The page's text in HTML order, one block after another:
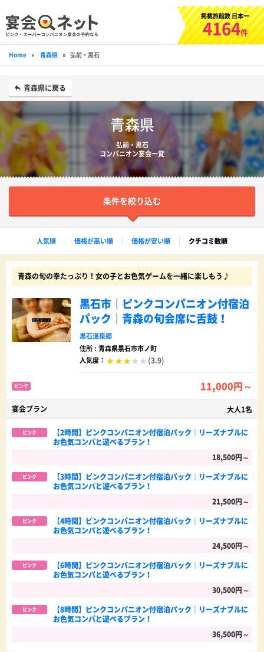
掲載旅館数 日本一
4164件
Home » 青森県 » 弘前・黒石
青森県に戻る
青森県
弘前・黒石
コンパニオン宴会一覧
条件を絞り込む
人気順 価格が高い順 価格が安い順 クチコミ数順
青森の旬の幸たっぷり！女の子とお色気ゲームを一緒に楽しもう♪
黒石市｜ピンクコンパニオン付宿泊
パック｜青森の旬会席に舌鼓！
黒石温泉郷
住所 : 青森県黒石市市ノ町
人気度：
(3.9)
ピンク 11,000円～
宴会プラン 大人1名
ピンク
【2時間】ピンクコンパニオン付宿泊パック｜リーズナブルに
お色気コンパと遊べるプラン！
18,500円～
ピンク
【3時間】ピンクコンパニオン付宿泊パック｜リーズナブルに
お色気コンパと遊べるプラン！
21,500円～
ピンク
【4時間】ピンクコンパニオン付宿泊パック｜リーズナブルに
お色気コンパと遊べるプラン！
24,500円～
ピンク
【6時間】ピンクコンパニオン付宿泊パック｜リーズナブルに
お色気コンパと遊べるプラン！
30,500円～
ピンク
【8時間】ピンクコンパニオン付宿泊パック｜リーズナブルに
お色気コンパと遊べるプラン！
36,500円～